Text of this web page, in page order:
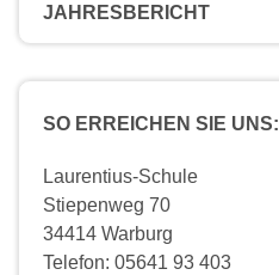
JAHRESBERICHT
SO ERREICHEN SIE UNS:
Laurentius-Schule
Stiepenweg 70
34414 Warburg
Telefon: 05641 93 403